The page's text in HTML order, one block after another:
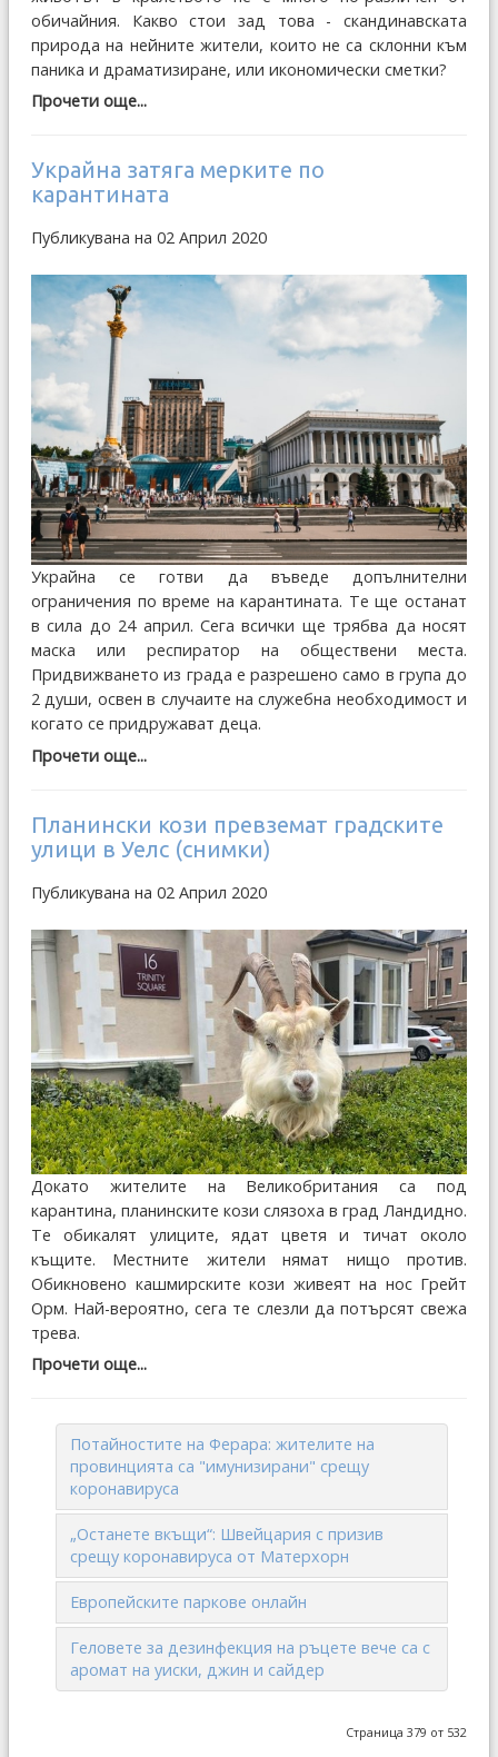
обичайния. Какво стои зад това - скандинавската
природа на нейните жители, които не са склонни към
паника и драматизиране, или икономически сметки?
Прочети още...
Украйна затяга мерките по
карантината
Публикувана на 02 Април 2020
Украйна се готви да въведе допълнителни
ограничения по време на карантината. Те ще останат
в сила до 24 април. Сега всички ще трябва да носят
маска или респиратор на обществени места.
Придвижването из града е разрешено само в група до
2 души, освен в случаите на служебна необходимост и
когато се придружават деца.
Прочети още...
Планински кози превземат градските
улици в Уелс (снимки)
Публикувана на 02 Април 2020
Докато жителите на Великобритания са под
карантина, планинските кози слязоха в град Ландидно.
Те обикалят улиците, ядат цветя и тичат около
къщите. Местните жители нямат нищо против.
Обикновено кашмирските кози живеят на нос Грейт
Орм. Най-вероятно, сега те слезли да потърсят свежа
трева.
Прочети още...
Потайностите на Ферара: жителите на
провинцията са "имунизирани" срещу
коронавируса
„Останете вкъщи“: Швейцария с призив
срещу коронавируса от Матерхорн
Европейските паркове онлайн
Геловете за дезинфекция на ръцете вече са с
аромат на уиски, джин и сайдер
Страница 379 от 532